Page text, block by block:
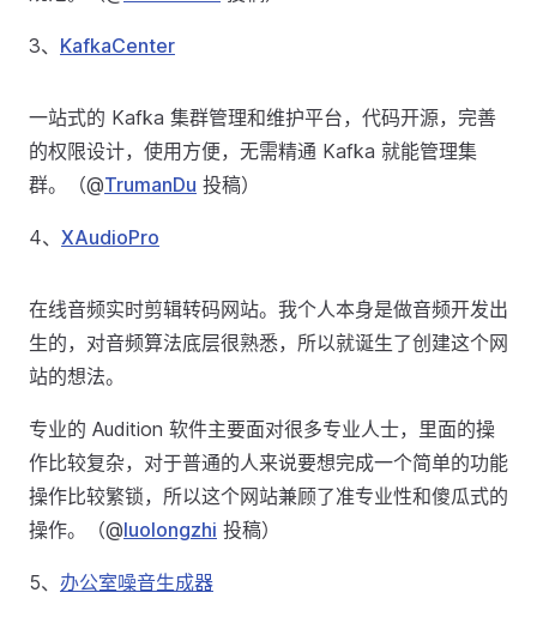
3、 KafkaCenter
一站式的 Kafka 集群管理和维护平台，代码开源，完善
的权限设计，使用方便，无需精通 Kafka 就能管理集
群。（@TrumanDu 投稿）
4、 XAudioPro
在线音频实时剪辑转码网站。我个人本身是做音频开发出
生的，对音频算法底层很熟悉，所以就诞生了创建这个网
站的想法。
专业的 Audition 软件主要面对很多专业人士，里面的操
作比较复杂，对于普通的人来说要想完成一个简单的功能
操作比较繁锁，所以这个网站兼顾了准专业性和傻瓜式的
操作。（@luolongzhi 投稿）
5、 办公室噪音生成器